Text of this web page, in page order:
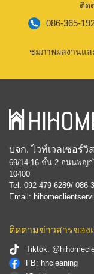
ติด
086-365-
ชมภาพผลงานแล
บจก. ไวท์เวลเซอร์วิ
69/14-16 ชั้น 2 ถนนพญา
10400
Tel: 092-479-6289/ 086-
Email:
ติดตามข่าวสารของ
Tiktok:
FB: hhcleaning